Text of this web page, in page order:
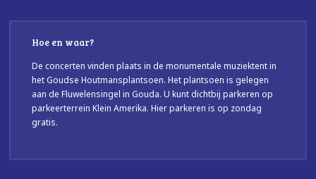
Hoe en waar?
De concerten vinden plaats in de monumentale muziektent in
het Goudse Houtmansplantsoen. Het plantsoen is gelegen
aan de Fluwelensingel in Gouda. U kunt dichtbij parkeren op
parkeerterrein Klein Amerika. Hier parkeren is op zondag
gratis.